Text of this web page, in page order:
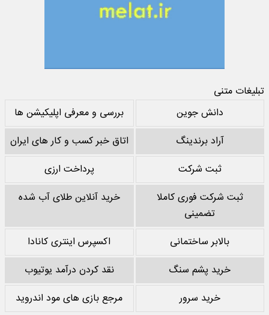
تبلیغات متنی
دانش جوین
بررسی و معرفی اپلیکیشن ها
آراد برندینگ
اتاق خبر کسب و کار های ایران
ثبت شرکت
پرداخت ارزی
ثبت شرکت فوری کاملا
تضمینی
خرید آنلاین طلای آب شده
بالابر ساختمانی
اکسپرس اینتری کانادا
خرید پشم سنگ
نقد کردن درآمد یوتیوب
خرید سرور
مرجع بازی های مود اندروید